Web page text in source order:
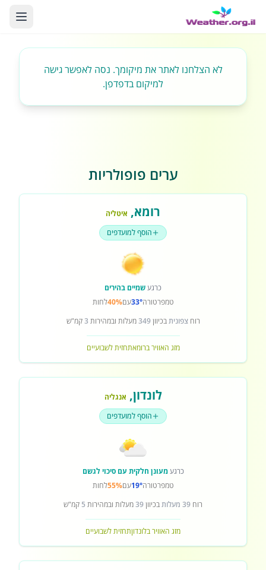
לא הצלחנו לאתר את מיקומך. נסה לאפשר גישה
למיקום בדפדפן.
ערים פופולריות
רומא, איטליה
הוסף למועדפים
כרגעשמיים בהירים
טמפרטורה33°עם40%לחות
רוחצפוניתבכיוון349מעלות ובמהירות 3קמ"ש
מזג האוויר ברומאתחזית לשבועיים
לונדון, אנגליה
הוסף למועדפים
כרגעמעונן חלקית עם סיכוי לגשם
טמפרטורה19°עם55%לחות
רוח 39 מעלות בכיוון39מעלות ובמהירות 5 קמ"ש
מזג האוויר בלונדוןתחזית לשבועיים